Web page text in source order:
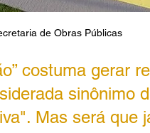
de Obras Públicas
costuma gerar
sinônimo
Mas será que